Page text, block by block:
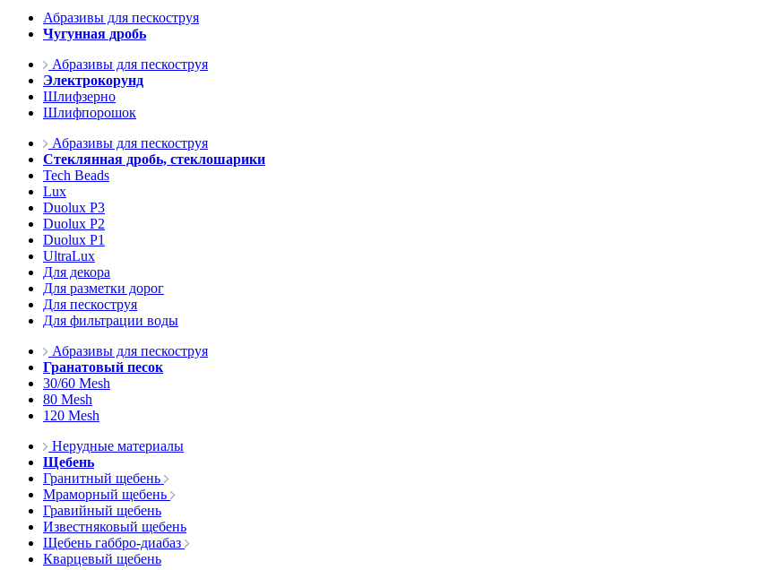
Абразивы для пескоструя
Чугунная дробь
Абразивы для пескоструя
Электрокорунд
Шлифзерно
Шлифпорошок
Абразивы для пескоструя
Стеклянная дробь, стеклошарики
Tech Beads
Lux
Duolux P3
Duolux P2
Duolux P1
UltraLux
Для декора
Для разметки дорог
Для пескоструя
Для фильтрации воды
Абразивы для пескоструя
Гранатовый песок
30/60 Mesh
80 Mesh
120 Mesh
Нерудные материалы
Щебень
Гранитный щебень
Мраморный щебень
Гравийный щебень
Известняковый щебень
Щебень габбро-диабаз
Кварцевый щебень